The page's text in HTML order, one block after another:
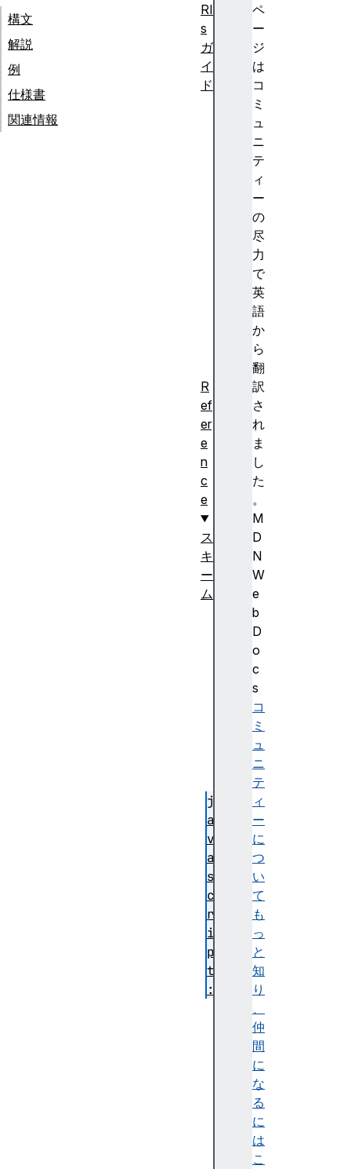
ペ
ー
ジ
は
コ
ミ
ュ
ニ
テ
ィ
ー
の
尽
力
で
英
語
か
ら
翻
訳
さ
れ
ま
し
た
。
M
D
N
W
e
b
D
o
c
s
コ
ミ
ュ
ニ
テ
ィ
ー
に
つ
い
て
も
っ
と
知
り
、
仲
間
に
な
る
に
は
こ
構文
解説
例
仕様書
関連情報
RI
s
ガ
イ
ド
R
ef
er
e
n
c
e
ス
キ
ー
ム
j
a
v
a
s
c
r
i
p
t
: